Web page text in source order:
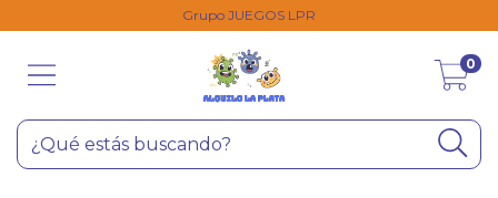
Grupo JUEGOS LPR
0